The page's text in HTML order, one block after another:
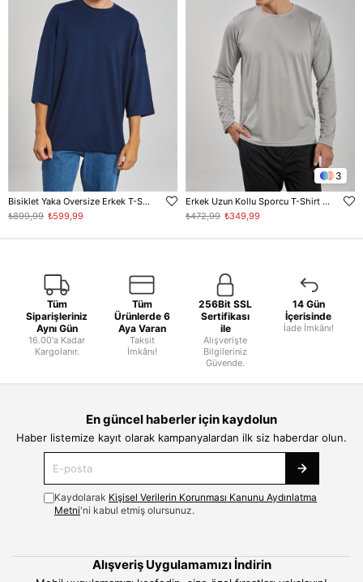
Bisiklet Yaka Oversize Erkek T-Shirt - Lacivert
₺599,99
₺899,99
3
Erkek Uzun Kollu Sporcu T-Shirt - Gri
₺349,99
₺472,99
Tüm
Siparişleriniz
Aynı Gün
16.00'a Kadar
Kargolanır.
Tüm
Ürünlerde 6
Aya Varan
Taksit
İmkânı!
256Bit SSL
Sertifikası
ile
Alışverişte
Bilgileriniz
Güvende.
14 Gün
İçerisinde
İade İmkânı!
En güncel haberler için kaydolun
Haber listemize kayıt olarak kampanyalardan ilk siz haberdar olun.
Kaydolarak Kişisel Verilerin Korunması Kanunu Aydınlatma
Metni'ni kabul etmiş olursunuz.
Alışveriş Uygulamamızı İndirin